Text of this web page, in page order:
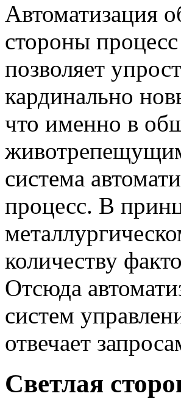
Автоматизация
стороны
позволяет
кардинально
что именно в
система
процесс. В
количеству
Отсюда
систем
отвечает
Светлая